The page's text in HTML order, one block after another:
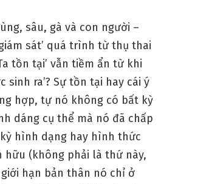
sâu, gà và con người –
sát’ quá trình từ thụ thai
tồn tại’ vẫn tiềm ẩn từ khi
ra’? Sự tồn tại hay cái ý
hợp, tự nó không có bất kỳ
dáng cụ thể mà nó đã chấp
hình dạng hay hình thức
hữu (không phải là thứ này,
hạn bản thân nó chỉ ở